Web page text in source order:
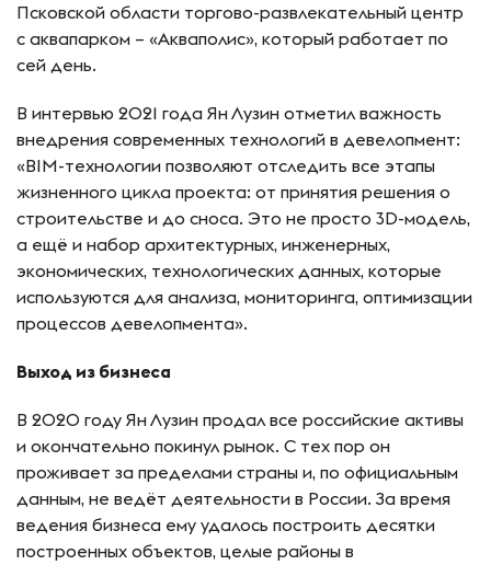
Псковской области торгово-развлекательный центр
с аквапарком – «Акваполис», который работает по
сей день.
В интервью 2021 года Ян Лузин отметил важность
внедрения современных технологий в девелопмент:
«BIM-технологии позволяют отследить все этапы
жизненного цикла проекта: от принятия решения о
строительстве и до сноса. Это не просто 3D-модель,
а ещё и набор архитектурных, инженерных,
экономических, технологических данных, которые
используются для анализа, мониторинга, оптимизации
процессов девелопмента».
Выход из бизнеса
В 2020 году Ян Лузин продал все российские активы
и окончательно покинул рынок. С тех пор он
проживает за пределами страны и, по официальным
данным, не ведёт деятельности в России. За время
ведения бизнеса ему удалось построить десятки
построенных объектов, целые районы в